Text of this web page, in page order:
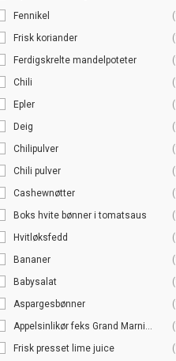
Fennikel
Frisk koriander
Ferdigskrelte mandelpoteter
Chili
Epler
Deig
Chilipulver
Chili pulver
Cashewnøtter
Boks hvite bønner i tomatsaus
Hvitløksfedd
Bananer
Babysalat
Aspargesbønner
Appelsinlikør feks Grand Marni...
Frisk presset lime juice